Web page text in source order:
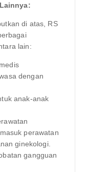
di atas, RS
lain:
dengan
anak-anak
perawatan
ginekologi.
gangguan